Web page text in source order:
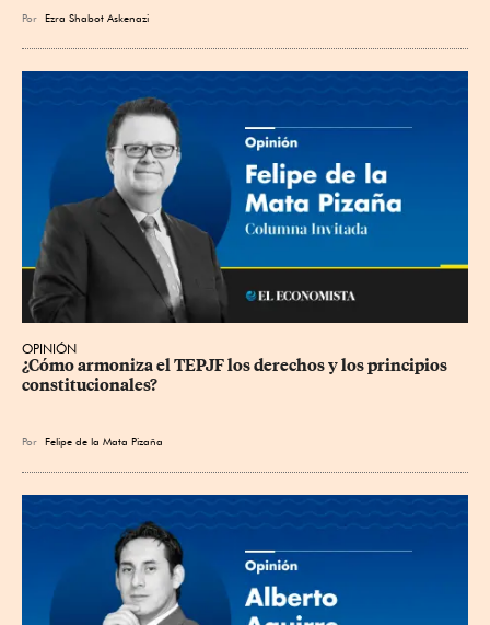
Por Ezra Shabot Askenazi
OPINIÓN
¿Cómo armoniza el TEPJF los derechos y los principios
constitucionales?
Por Felipe de la Mata Pizaña